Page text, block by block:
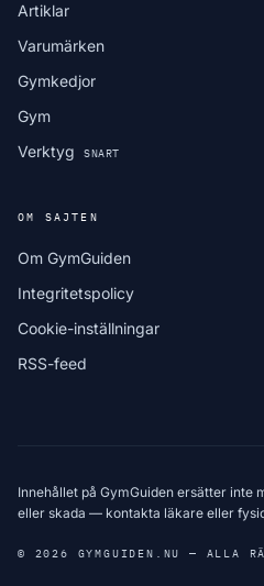
Artiklar
Varumärken
Gymkedjor
Gym
Verktyg
SNART
OM SAJTEN
Om GymGuiden
Integritetspolicy
Cookie-inställningar
RSS-feed
Innehållet på GymGuiden ersätter inte
eller skada — kontakta läkare eller
© 2026 GYMGUIDEN.NU — ALLA